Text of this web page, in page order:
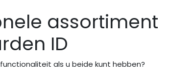
assortiment
ID
als u beide kunt hebben?